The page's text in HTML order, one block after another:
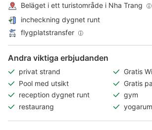
Beläget i ett turistområde i Nha Trang
incheckning dygnet runt
flygplatstransfer
Andra viktiga erbjudanden
privat strand
Gratis
Pool med utsikt
Gratis
reception dygnet runt
gym
restaurang
yogarum